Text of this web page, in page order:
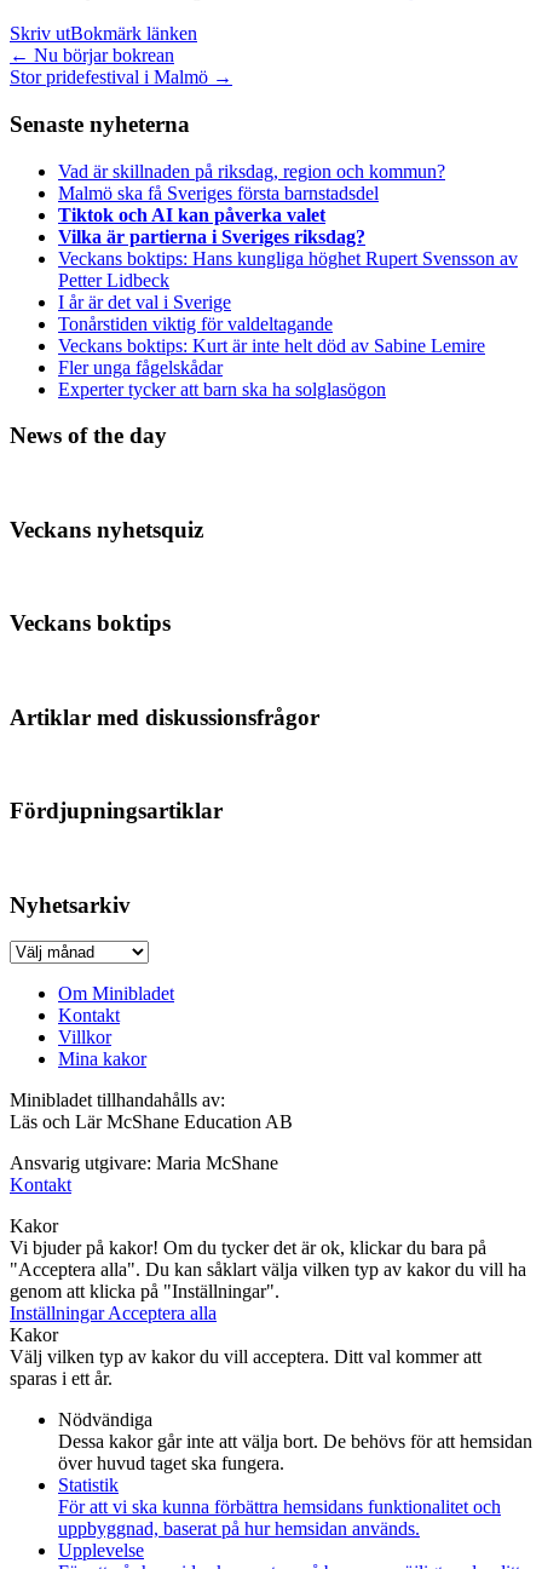
Skriv utBokmärk länken
Inläggsnavigation
← Nu börjar bokrean
Stor pridefestival i Malmö →
Senaste nyheterna
Vad är skillnaden på riksdag, region och kommun?
Malmö ska få Sveriges första barnstadsdel
Tiktok och AI kan påverka valet
Vilka är partierna i Sveriges riksdag?
Veckans boktips: Hans kungliga höghet Rupert Svensson av
Petter Lidbeck
I år är det val i Sverige
Tonårstiden viktig för valdeltagande
Veckans boktips: Kurt är inte helt död av Sabine Lemire
Fler unga fågelskådar
Experter tycker att barn ska ha solglasögon
News of the day
Veckans nyhetsquiz
Veckans boktips
Artiklar med diskussionsfrågor
Fördjupningsartiklar
Nyhetsarkiv
Nyhetsarkiv
Om Minibladet
Kontakt
Villkor
Mina kakor
Minibladet tillhandahålls av:
Läs och Lär McShane Education AB
Ansvarig utgivare: Maria McShane
Kontakt
Kakor
Vi bjuder på kakor! Om du tycker det är ok, klickar du bara på
"Acceptera alla". Du kan såklart välja vilken typ av kakor du vill ha
genom att klicka på "Inställningar".
InställningarAcceptera alla
Kakor
Välj vilken typ av kakor du vill acceptera. Ditt val kommer att
sparas i ett år.
Nödvändiga
Dessa kakor går inte att välja bort. De behövs för att hemsidan
över huvud taget ska fungera.
Statistik
För att vi ska kunna förbättra hemsidans funktionalitet och
uppbyggnad, baserat på hur hemsidan används.
Upplevelse